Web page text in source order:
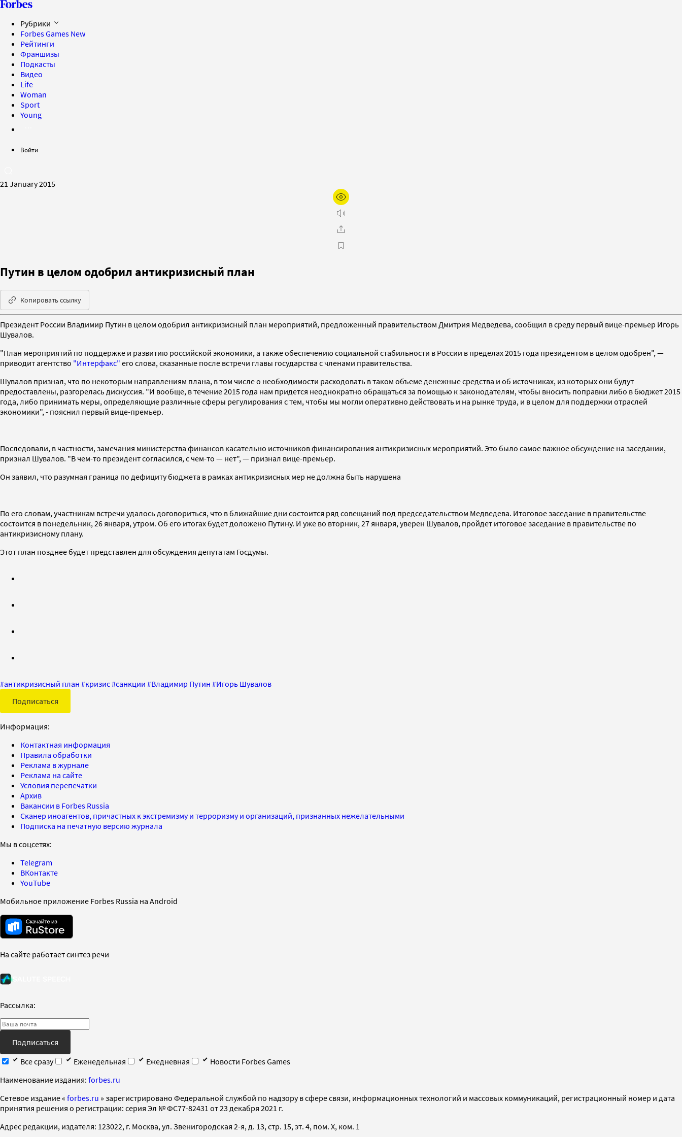
Рубрики
Forbes Games New
Рейтинги
Франшизы
Подкасты
Видео
Life
Woman
Sport
Young
Войти
21 January 2015
Путин в целом одобрил антикризисный план
Копировать ссылку
Президент России Владимир Путин в целом одобрил антикризисный план мероприятий, предложенный правительством Дмитрия Медведева, сообщил в среду первый вице-премьер Игорь
Шувалов.
"План мероприятий по поддержке и развитию российской экономики, а также обеспечению социальной стабильности в России в пределах 2015 года президентом в целом одобрен", —
приводит агентство "Интерфакс" его слова, сказанные после встречи главы государства с членами правительства.
Шувалов признал, что по некоторым направлениям плана, в том числе о необходимости расходовать в таком объеме денежные средства и об источниках, из которых они будут
предоставлены, разгорелась дискуссия. "И вообще, в течение 2015 года нам придется неоднократно обращаться за помощью к законодателям, чтобы вносить поправки либо в бюджет 2015
года, либо принимать меры, определяющие различные сферы регулирования с тем, чтобы мы могли оперативно действовать и на рынке труда, и в целом для поддержки отраслей
экономики", - пояснил первый вице-премьер.
Последовали, в частности, замечания министерства финансов касательно источников финансирования антикризисных мероприятий. Это было самое важное обсуждение на заседании,
признал Шувалов. "В чем-то президент согласился, с чем-то — нет", — признал вице-премьер.
Он заявил, что разумная граница по дефициту бюджета в рамках антикризисных мер не должна быть нарушена
По его словам, участникам встречи удалось договориться, что в ближайшие дни состоится ряд совещаний под председательством Медведева. Итоговое заседание в правительстве
состоится в понедельник, 26 января, утром. Об его итогах будет доложено Путину. И уже во вторник, 27 января, уверен Шувалов, пройдет итоговое заседание в правительстве по
антикризисному плану.
Этот план позднее будет представлен для обсуждения депутатам Госдумы.
#антикризисный план #кризис#санкции #Владимир Путин #Игорь Шувалов
Подписаться
Информация:
Контактная информация
Правила обработки
Реклама в журнале
Реклама на сайте
Условия перепечатки
Архив
Вакансии в Forbes Russia
Сканер иноагентов, причастных к экстремизму и терроризму и организаций, признанных нежелательными
Подписка на печатную версию журнала
Мы в соцсетях:
Telegram
ВКонтакте
YouTube
Мобильное приложение Forbes Russia на Android
На сайте работает синтез речи
Рассылка:
Подписаться
Все сразу
Еженедельная Ежедневная
Новости Forbes Games
Наименование издания: forbes.ru
Cетевое издание « forbes.ru » зарегистрировано Федеральной службой по надзору в сфере связи, информационных технологий и массовых коммуникаций, регистрационный номер и дата
принятия решения о регистрации: серия Эл № ФС77-82431 от 23 декабря 2021 г.
Адрес редакции, издателя: 123022, г. Москва, ул. Звенигородская 2-я, д. 13, стр. 15, эт. 4, пом. X, ком. 1